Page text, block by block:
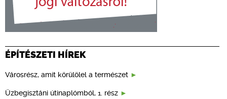
ÉPÍTÉSZETI HÍREK
Városrész, amit körülölel a természet
Üzbegisztáni útinaplómból, 1. rész